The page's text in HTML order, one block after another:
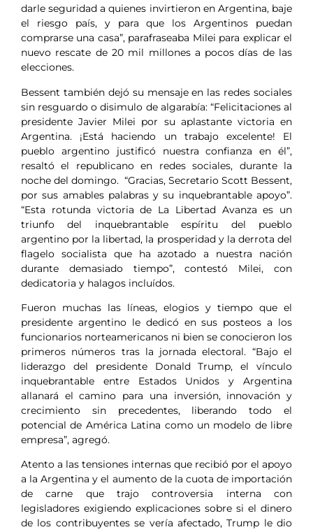
darle seguridad a quienes invirtieron en Argentina, baje
el riesgo país, y para que los Argentinos puedan
comprarse una casa”, parafraseaba Milei para explicar el
nuevo rescate de 20 mil millones a pocos días de las
elecciones.
Bessent también dejó su mensaje en las redes sociales
sin resguardo o disimulo de algarabía: “Felicitaciones al
presidente Javier Milei por su aplastante victoria en
Argentina. ¡Está haciendo un trabajo excelente! El
pueblo argentino justificó nuestra confianza en él”,
resaltó el republicano en redes sociales, durante la
noche del domingo. “Gracias, Secretario Scott Bessent,
por sus amables palabras y su inquebrantable apoyo”.
“Esta rotunda victoria de La Libertad Avanza es un
triunfo del inquebrantable espíritu del pueblo
argentino por la libertad, la prosperidad y la derrota del
flagelo socialista que ha azotado a nuestra nación
durante demasiado tiempo”, contestó Milei, con
dedicatoria y halagos incluídos.
Fueron muchas las líneas, elogios y tiempo que el
presidente argentino le dedicó en sus posteos a los
funcionarios norteamericanos ni bien se conocieron los
primeros números tras la jornada electoral. “Bajo el
liderazgo del presidente Donald Trump, el vínculo
inquebrantable entre Estados Unidos y Argentina
allanará el camino para una inversión, innovación y
crecimiento sin precedentes, liberando todo el
potencial de América Latina como un modelo de libre
empresa”, agregó.
Atento a las tensiones internas que recibió por el apoyo
a la Argentina y el aumento de la cuota de importación
de carne que trajo controversia interna con
legisladores exigiendo explicaciones sobre si el dinero
de los contribuyentes se vería afectado, Trump le dio